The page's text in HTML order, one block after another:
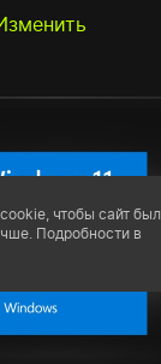
чтобы сайт был
Подробности в